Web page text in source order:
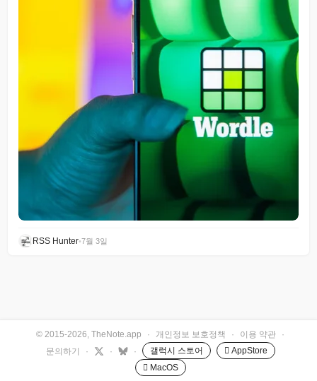
RSS Hunter•7월 3일
© 2015-2026, TheNote.app · 개인정보 보호정책 · 이용 약관
·
문의하기
· · · 갤럭시 스토어
 AppStore
 MacOS